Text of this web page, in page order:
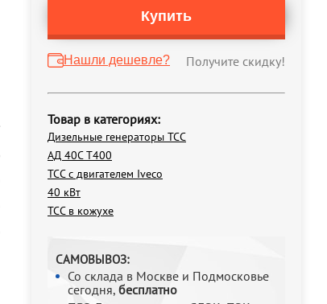
Купить
Нашли дешевле? Получите скидку!
Товар в категориях:
Дизельные генераторы ТСС
АД 40С Т400
ТСС с двигателем Iveco
40 кВт
ТСС в кожухе
САМОВЫВОЗ:
Со склада в Москве и Подмосковье
сегодня, бесплатно